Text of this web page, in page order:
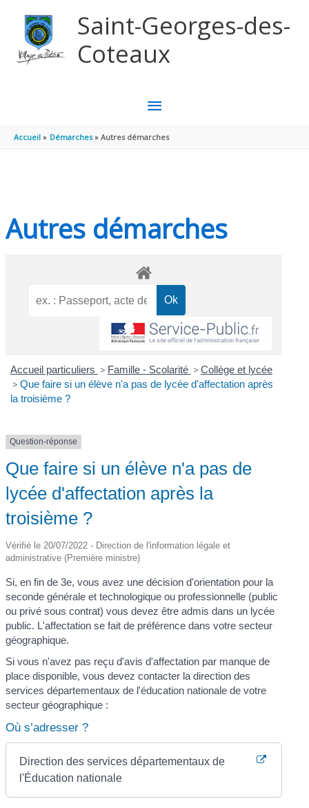
Saint-Georges-des-
Coteaux
MENU
PRINCIPAL
Accueil Démarches Autres démarches
Autres démarches
Accueil particuliers > Famille - Scolarité > Collège et lycée
> Que faire si un élève n'a pas de lycée d'affectation après
la troisième ?
Question-réponse
Que faire si un élève n'a pas de
lycée d'affectation après la
troisième ?
Vérifié le 20/07/2022 - Direction de l'information légale et
administrative (Première ministre)
Si, en fin de 3e, vous avez une décision d'orientation pour la
seconde générale et technologique ou professionnelle (public
ou privé sous contrat) vous devez être admis dans un lycée
public. L'affectation se fait de préférence dans votre secteur
géographique.
Si vous n'avez pas reçu d'avis d'affectation par manque de
place disponible, vous devez contacter la direction des
services départementaux de l'éducation nationale de votre
secteur géographique :
Où s’adresser ?
Direction des services départementaux de
l'Éducation nationale